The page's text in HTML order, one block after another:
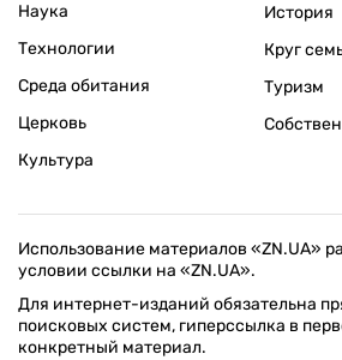
Наука
Технологии
Среда обитания
Церковь
Культура
История
Круг
Туризм
Использование материалов «ZN.UA»
условии ссылки на «ZN.UA».
Для интернет-изданий обязательна
поисковых систем, гиперссылка в
конкретный материал.